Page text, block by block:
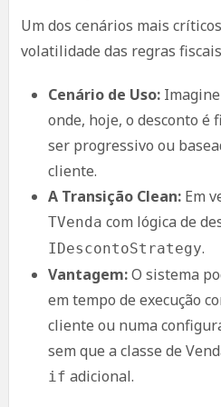
Um dos cenários mais
volatilidade das regras
Cenário de Uso:Imagine
onde, hoje, o desconto é
ser progressivo ou
cliente.
A Transição Clean:Em
TVenda com lógica de
IDescontoStrategy.
Vantagem:O sistema
em tempo de execução
cliente ou numa
sem que a classe de
if adicional.